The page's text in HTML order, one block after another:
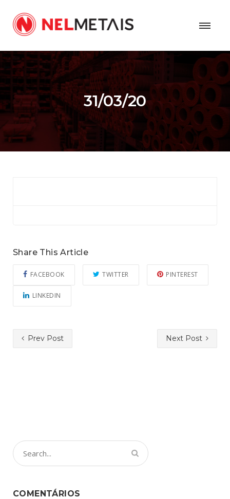
31/03/20
Share This Article
FACEBOOK TWITTER PINTEREST
LINKEDIN
Prev Post Next Post
COMENTÁRIOS